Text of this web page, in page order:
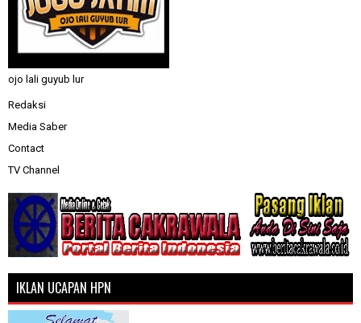
ojo lali guyub lur
Redaksi
Media Saber
Contact
TV Channel
IKLAN UCAPAN HPN